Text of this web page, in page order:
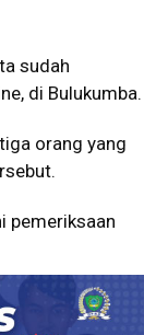
sudah
di Bulukumba.
orang yang
pemeriksaan